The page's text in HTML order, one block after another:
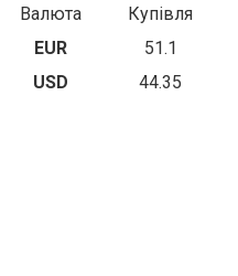
Валюта Купівля
EUR
51.1
USD
44.35